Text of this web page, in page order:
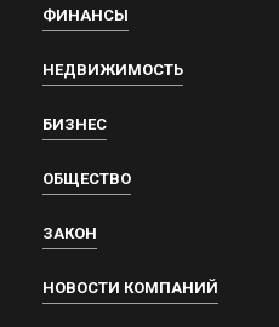
ФИНАНСЫ
НЕДВИЖИМОСТЬ
БИЗНЕС
ОБЩЕСТВО
ЗАКОН
НОВОСТИ КОМПАНИЙ